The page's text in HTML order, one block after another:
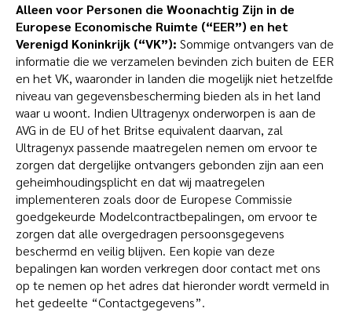
Alleen voor Personen die Woonachtig Zijn in de
Europese Economische Ruimte (“EER”) en het
Verenigd Koninkrijk (“VK”): Sommige ontvangers van de
informatie die we verzamelen bevinden zich buiten de EER
en het VK, waaronder in landen die mogelijk niet hetzelfde
niveau van gegevensbescherming bieden als in het land
waar u woont. Indien Ultragenyx onderworpen is aan de
AVG in de EU of het Britse equivalent daarvan, zal
Ultragenyx passende maatregelen nemen om ervoor te
zorgen dat dergelijke ontvangers gebonden zijn aan een
geheimhoudingsplicht en dat wij maatregelen
implementeren zoals door de Europese Commissie
goedgekeurde Modelcontractbepalingen, om ervoor te
zorgen dat alle overgedragen persoonsgegevens
beschermd en veilig blijven. Een kopie van deze
bepalingen kan worden verkregen door contact met ons
op te nemen op het adres dat hieronder wordt vermeld in
het gedeelte “Contactgegevens”.